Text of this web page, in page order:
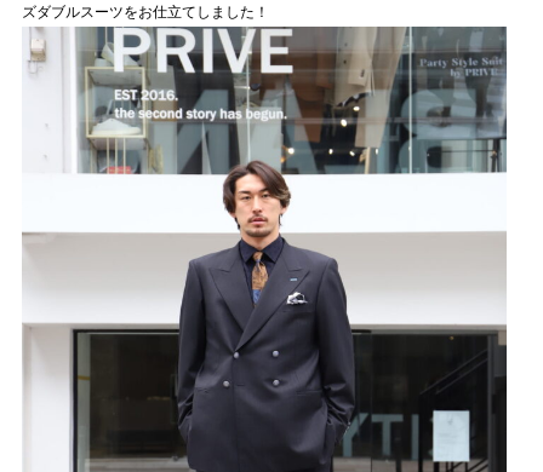
ズダブルスーツをお仕立てしました！